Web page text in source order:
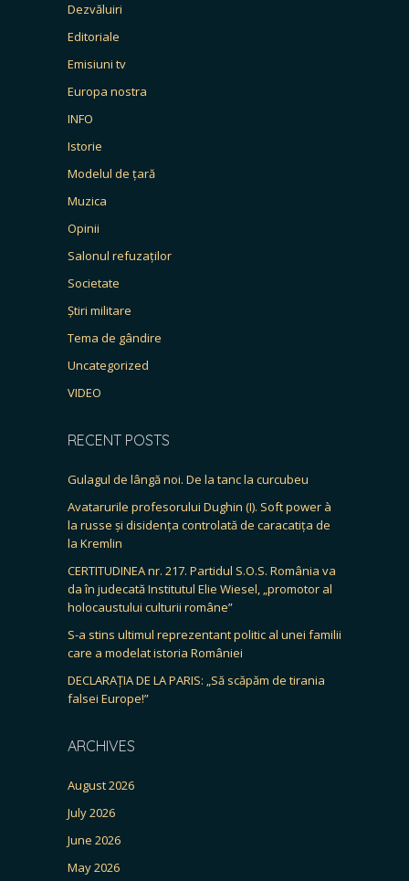
Dezvăluiri
Editoriale
Emisiuni tv
Europa nostra
INFO
Istorie
Modelul de țară
Muzica
Opinii
Salonul refuzaților
Societate
Știri militare
Tema de gândire
Uncategorized
VIDEO
RECENT POSTS
Gulagul de lângă noi. De la tanc la curcubeu
Avatarurile profesorului Dughin (I). Soft power à
la russe și disidența controlată de caracatița de
la Kremlin
CERTITUDINEA nr. 217. Partidul S.O.S. România va
da în judecată Institutul Elie Wiesel, „promotor al
holocaustului culturii române”
S-a stins ultimul reprezentant politic al unei familii
care a modelat istoria României
DECLARAȚIA DE LA PARIS: „Să scăpăm de tirania
falsei Europe!”
ARCHIVES
August 2026
July 2026
June 2026
May 2026